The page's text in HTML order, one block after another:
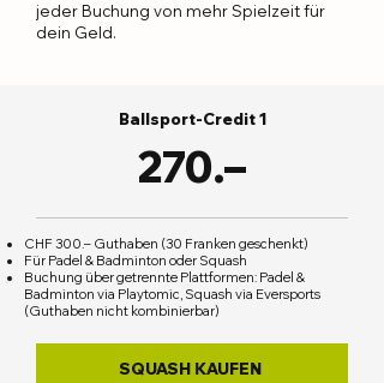
jeder Buchung von mehr Spielzeit für
dein Geld.
Ballsport-Credit 1
270.–
CHF 300.– Guthaben (30 Franken geschenkt)
Für Padel & Badminton oder Squash
Buchung über getrennte Plattformen: Padel &
Badminton via Playtomic, Squash via Eversports
(Guthaben nicht kombinierbar)
SQUASH KAUFEN